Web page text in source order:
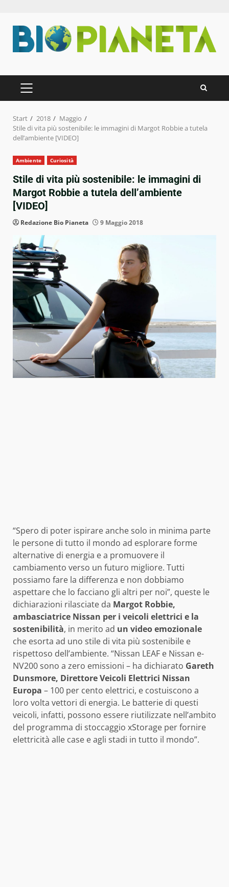
Inhalt
springen
PRIMÄRES
MENÜ
Start 2018
Maggio
Stile di vita più sostenibile: le immagini di Margot Robbie a tutela
dell’ambiente [VIDEO]
Ambiente Curiosità
Stile di vita più sostenibile: le immagini di
Margot Robbie a tutela dell’ambiente
[VIDEO]
Redazione Bio Pianeta 9 Maggio 2018
“Spero di poter ispirare anche solo in minima parte
le persone di tutto il mondo ad esplorare forme
alternative di energia e a promuovere il
cambiamento verso un futuro migliore. Tutti
possiamo fare la differenza e non dobbiamo
aspettare che lo facciano gli altri per noi”, queste le
dichiarazioni rilasciate da Margot Robbie,
ambasciatrice Nissan per i veicoli elettrici e la
sostenibilità, in merito ad un video emozionale
che esorta ad uno stile di vita più sostenibile e
rispettoso dell’ambiente. “Nissan LEAF e Nissan e-
NV200 sono a zero emissioni – ha dichiarato Gareth
Dunsmore, Direttore Veicoli Elettrici Nissan
Europa – 100 per cento elettrici, e costuiscono a
loro volta vettori di energia. Le batterie di questi
veicoli, infatti, possono essere riutilizzate nell’ambito
del programma di stoccaggio xStorage per fornire
elettricità alle case e agli stadi in tutto il mondo”.